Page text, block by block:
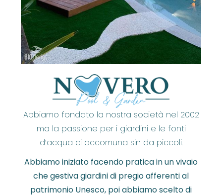
Abbiamo fondato la nostra società nel 2002
ma la passione per i giardini e le fonti
d’acqua ci accomuna sin da piccoli.
Abbiamo iniziato facendo pratica in un vivaio
che gestiva giardini di pregio afferenti al
patrimonio Unesco, poi abbiamo scelto di